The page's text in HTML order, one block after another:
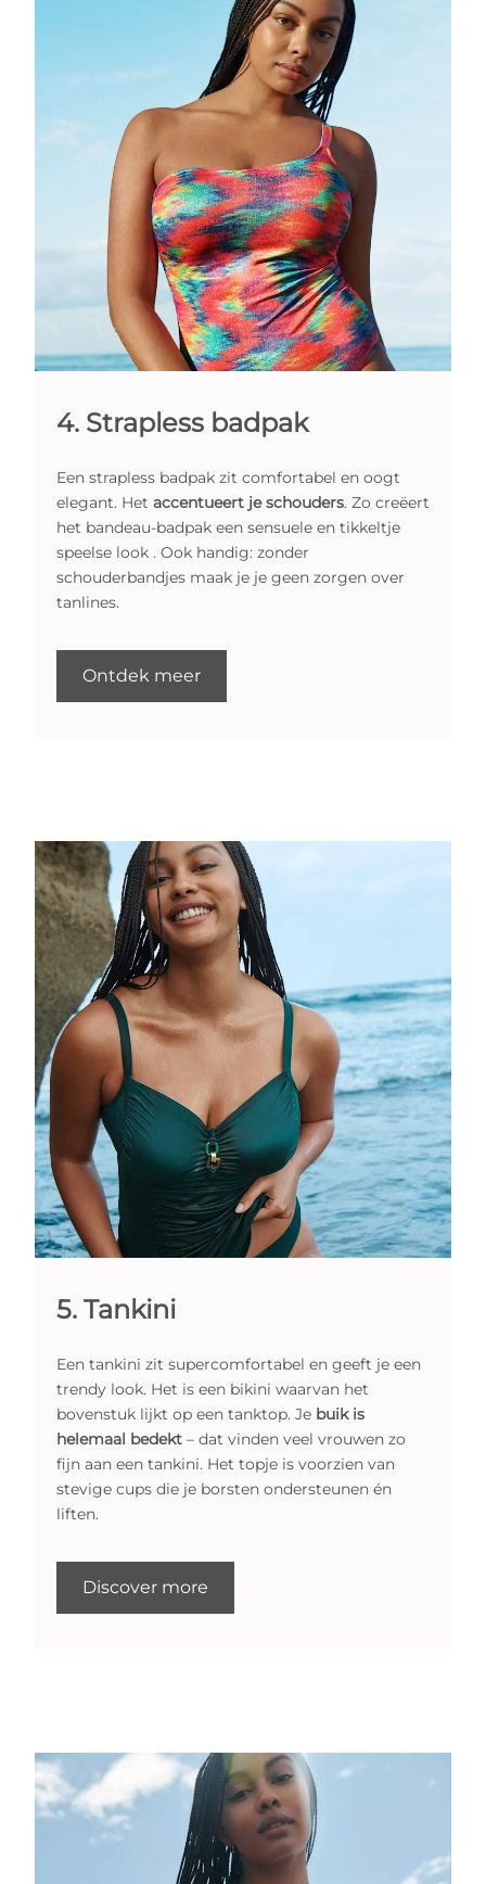
4. Strapless badpak
Een strapless badpak zit comfortabel en oogt
elegant. Het accentueert je schouders. Zo creëert
het bandeau-badpak een sensuele en tikkeltje
speelse look . Ook handig: zonder
schouderbandjes maak je je geen zorgen over
tanlines.
Ontdek meer
5. Tankini
Een tankini zit supercomfortabel en geeft je een
trendy look. Het is een bikini waarvan het
bovenstuk lijkt op een tanktop. Je buik is
helemaal bedekt – dat vinden veel vrouwen zo
fijn aan een tankini. Het topje is voorzien van
stevige cups die je borsten ondersteunen én
liften.
Discover more